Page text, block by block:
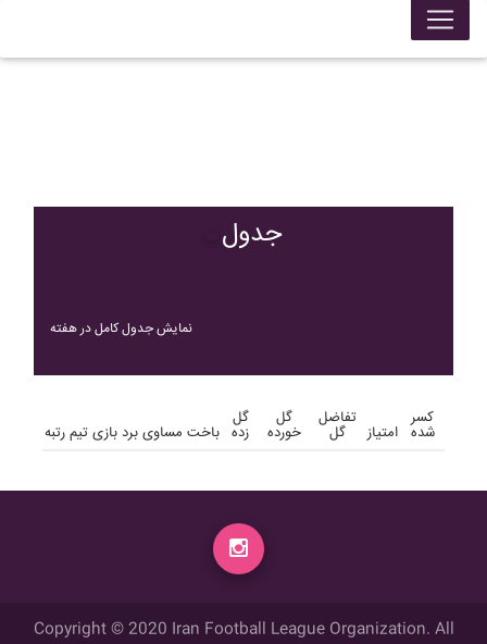
جدول
نمایش جدول کامل در هفته
رتبه تیم بازی برد مساوی باخت
گل
زده
گل
خورده
تفاضل
گل امتیاز
کسر
شده
Copyright © 2020 Iran Football League Organization. All